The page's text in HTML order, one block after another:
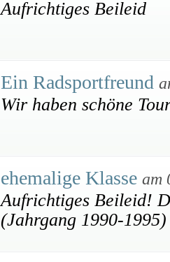
Aufrichtiges Beileid
Ein Radsportfreund
Wir haben schöne
ehemalige Klasse am
Aufrichtiges Beileid!
(Jahrgang 1990-1995)